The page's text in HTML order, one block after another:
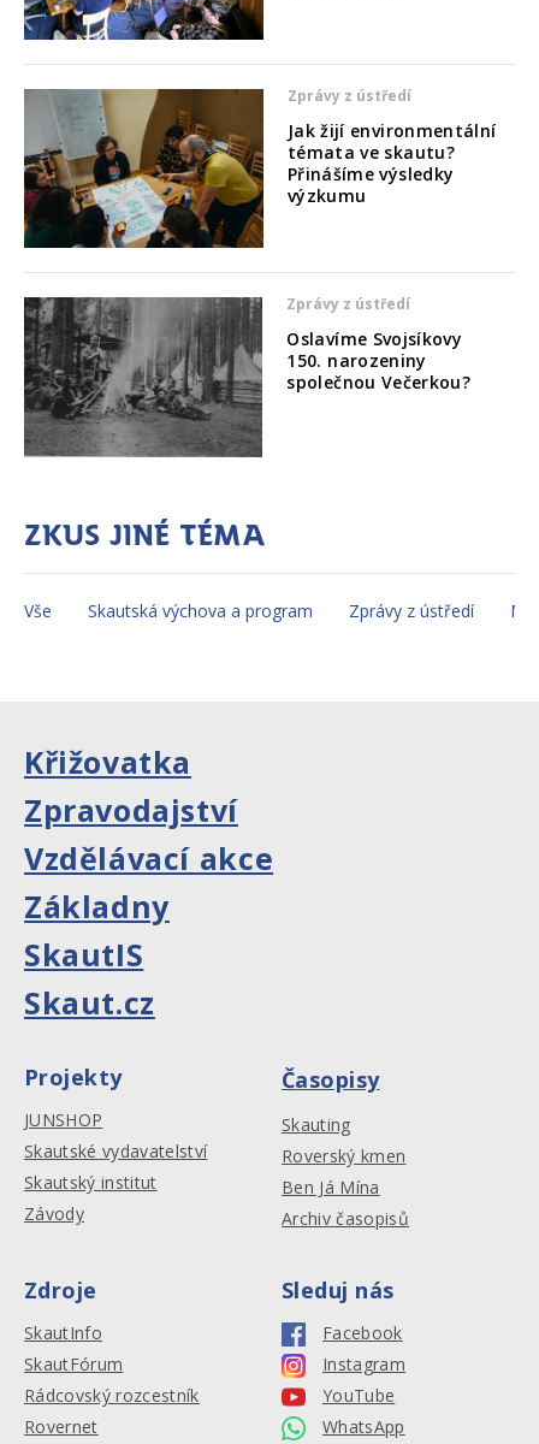
Zprávy z ústředí
Jak žijí environmentální
témata ve skautu?
Přinášíme výsledky
výzkumu
Zprávy z ústředí
Oslavíme Svojsíkovy
150. narozeniny
společnou Večerkou?
Zkus jiné téma
Vše Skautská výchova a program Zprávy z ústředí
Křižovatka
Zpravodajství
Vzdělávací akce
Základny
SkautIS
Skaut.cz
Projekty
JUNSHOP
Skautské vydavatelství
Skautský institut
Závody
Časopisy
Skauting
Roverský kmen
Ben Já Mína
Archiv časopisů
Zdroje
SkautInfo
SkautFórum
Rádcovský rozcestník
Rovernet
Sleduj nás
Facebook
Instagram
YouTube
WhatsApp